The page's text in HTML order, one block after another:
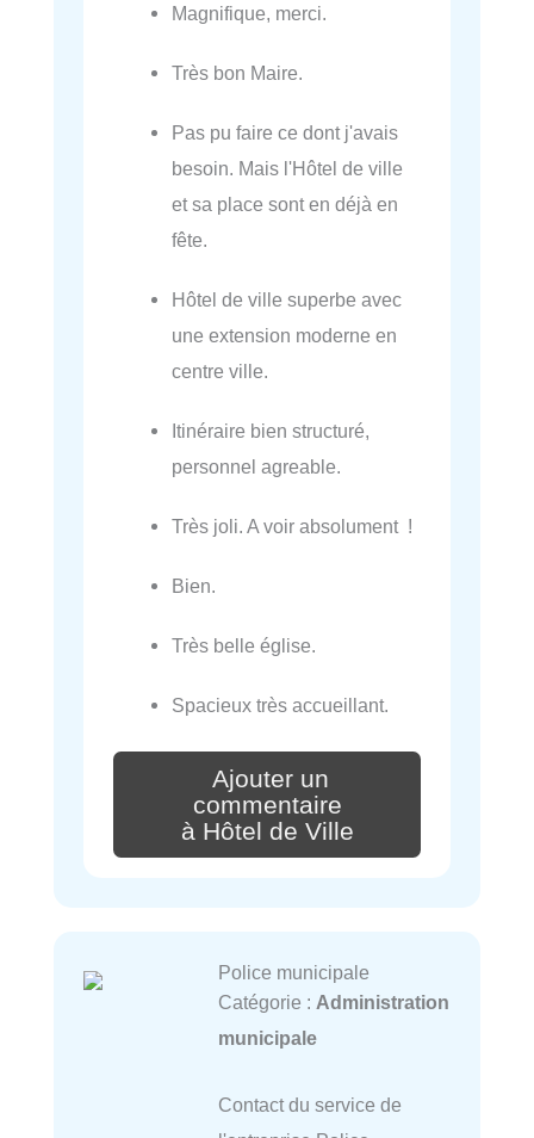
Magnifique, merci.
Très bon Maire.
Pas pu faire ce dont j'avais
besoin. Mais l'Hôtel de ville
et sa place sont en déjà en
fête.
Hôtel de ville superbe avec
une extension moderne en
centre ville.
Itinéraire bien structuré,
personnel agreable.
Très joli. A voir absolument !
Bien.
Très belle église.
Spacieux très accueillant.
Ajouter un
commentaire
à Hôtel de Ville
Police municipale
Catégorie : Administration
municipale
Contact du service de